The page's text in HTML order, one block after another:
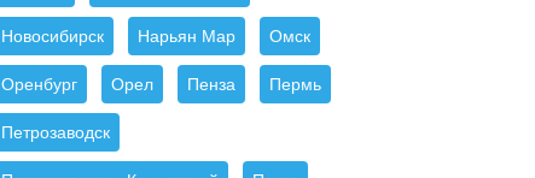
Новосибирск Нарьян Мар Омск
Оренбург Орел Пенза Пермь
Петрозаводск